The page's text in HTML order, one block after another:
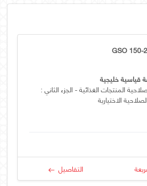
GSO 150-
قياسية خليجية
المنتجات الغذائية - الجزء الثاني :
الاختيارية
التفاصيل